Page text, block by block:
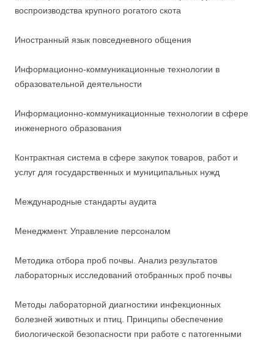
воспроизводства крупного рогатого скота
Иностранный язык повседневного общения
Информационно-коммуникационные технологии в
образовательной деятельности
Информационно-коммуникационные технологии в сфере
инженерного образования
Контрактная система в сфере закупок товаров, работ и
услуг для государственных и муниципальных нужд
Международные стандарты аудита
Менеджмент. Управление персоналом
Методика отбора проб почвы. Анализ результатов
лабораторных исследований отобранных проб почвы
Методы лабораторной диагностики инфекционных
болезней животных и птиц. Принципы обеспечение
биологической безопасности при работе с патогенными